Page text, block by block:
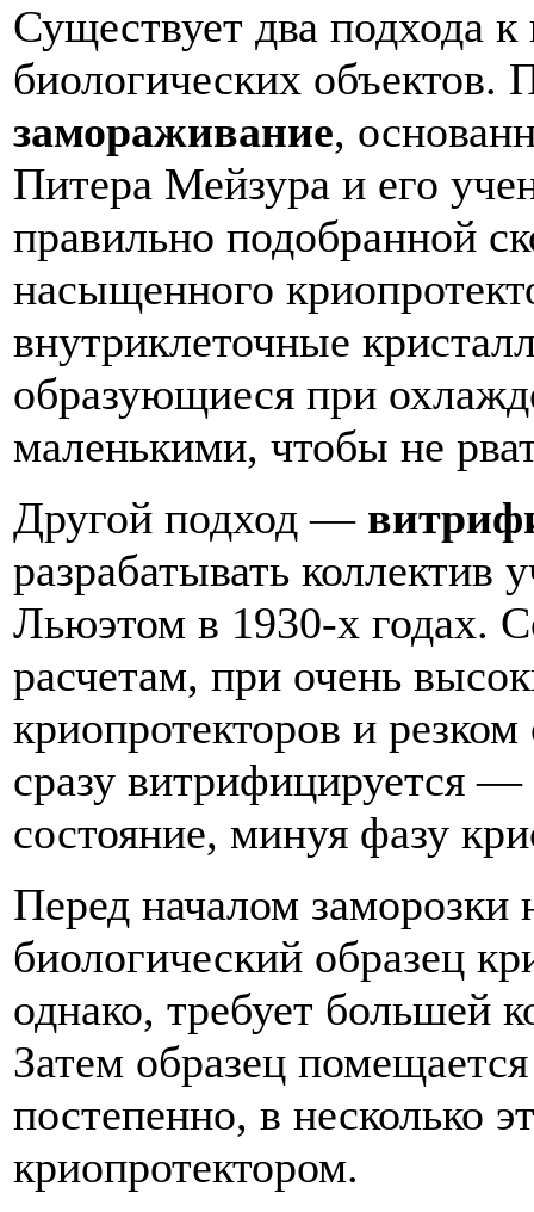
Существует два подхода к
биологических
замораживание,
Питера Мейзура и его
правильно подобранной
насыщенного
внутриклеточные
образующиеся при
маленькими, чтобы не
Другой подход —
разрабатывать коллектив
Льюэтом в 1930-х годах.
расчетам, при очень
криопротекторов и
сразу витрифицируется —
состояние, минуя фазу
Перед началом заморозки
биологический образец
однако, требует большей
Затем образец
постепенно, в несколько
криопротектором.